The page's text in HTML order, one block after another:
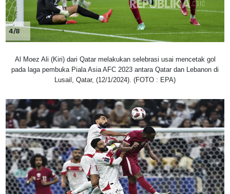
4/8
Al Moez Ali (Kiri) dari Qatar melakukan selebrasi usai mencetak gol
pada laga pembuka Piala Asia AFC 2023 antara Qatar dan Lebanon di
Lusail, Qatar, (12/1/2024). (FOTO : EPA)